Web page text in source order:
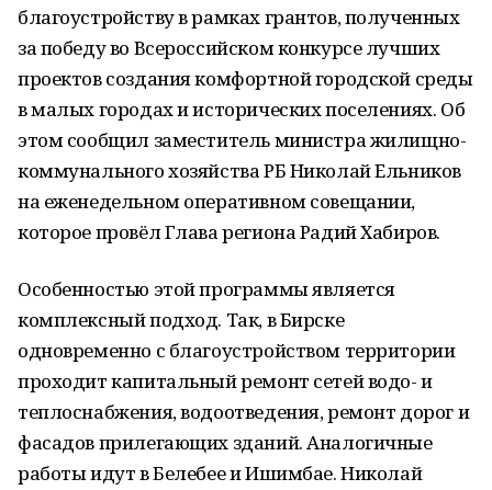
благоустройству в рамках грантов, полученных
за победу во Всероссийском конкурсе лучших
проектов создания комфортной городской среды
в малых городах и исторических поселениях. Об
этом сообщил заместитель министра жилищно-
коммунального хозяйства РБ Николай Ельников
на еженедельном оперативном совещании,
которое провёл Глава региона Радий Хабиров.
Особенностью этой программы является
комплексный подход. Так, в Бирске
одновременно с благоустройством территории
проходит капитальный ремонт сетей водо- и
теплоснабжения, водоотведения, ремонт дорог и
фасадов прилегающих зданий. Аналогичные
работы идут в Белебее и Ишимбае. Николай